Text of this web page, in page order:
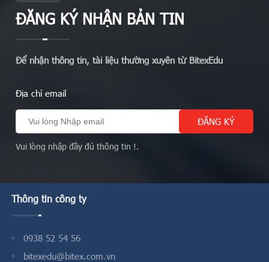
ĐĂNG KÝ NHẬN BẢN TIN
Để nhận thông tin, tài liệu thường xuyên từ BitexEdu
Địa chỉ email
Vui lòng nhập đầy đủ thông tin !.
Thông tin công ty
0938 52 54 56
bitexedu@bitex.com.vn